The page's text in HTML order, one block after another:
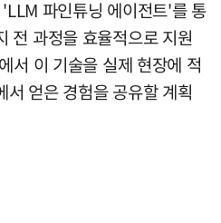
파인튜닝 에이전트'를 통
전 과정을 효율적으로 지원
서 이 기술을 실제 현장에 적
서 얻은 경험을 공유할 계획